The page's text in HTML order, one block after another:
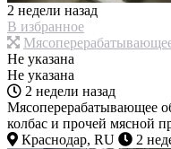
2 недели назад
В избранное
Не указана
Не указана
2 недели назад
Мясоперерабатывающее
колбас и прочей мясной
Краснодар, RU
2